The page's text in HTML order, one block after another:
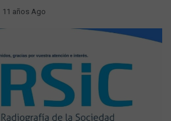
11 años Ago